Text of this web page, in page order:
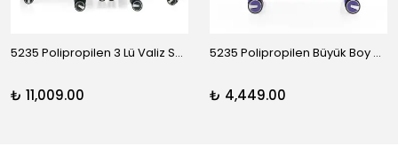
5235 Polipropilen 3 Lü Valiz Seti
₺ 11,009.00
5235 Polipropilen Büyük Boy Valiz
₺ 4,449.00